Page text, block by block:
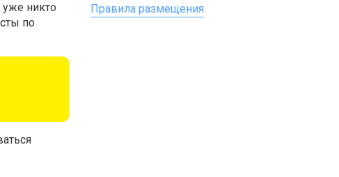
Правила размещения
уже никто
по